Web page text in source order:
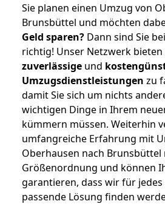
Sie planen einen Umzug von
Brunsbüttel und möchten
Geld sparen? Dann sind Sie
richtig! Unser Netzwerk bieten
zuverlässige und
Umzugsdienstleistungen zu
damit Sie sich um nichts
wichtigen Dinge in Ihrem
kümmern müssen. Weiterhin
umfangreiche Erfahrung mit
Oberhausen nach
Größenordnung und können
garantieren, dass wir für
passende Lösung finden